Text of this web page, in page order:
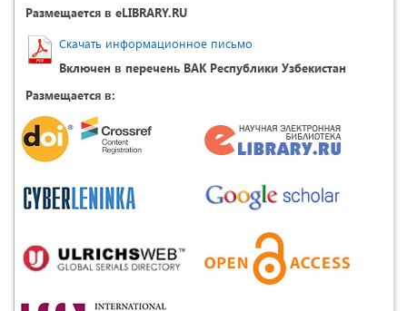
Размещается в eLIBRARY.RU
Скачать информационное письмо
Включен в перечень ВАК Республики Узбекистан
Размещается в: